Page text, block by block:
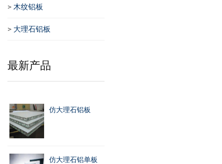
> 木纹铝板
> 大理石铝板
最新产品
仿大理石铝板
仿大理石铝单板